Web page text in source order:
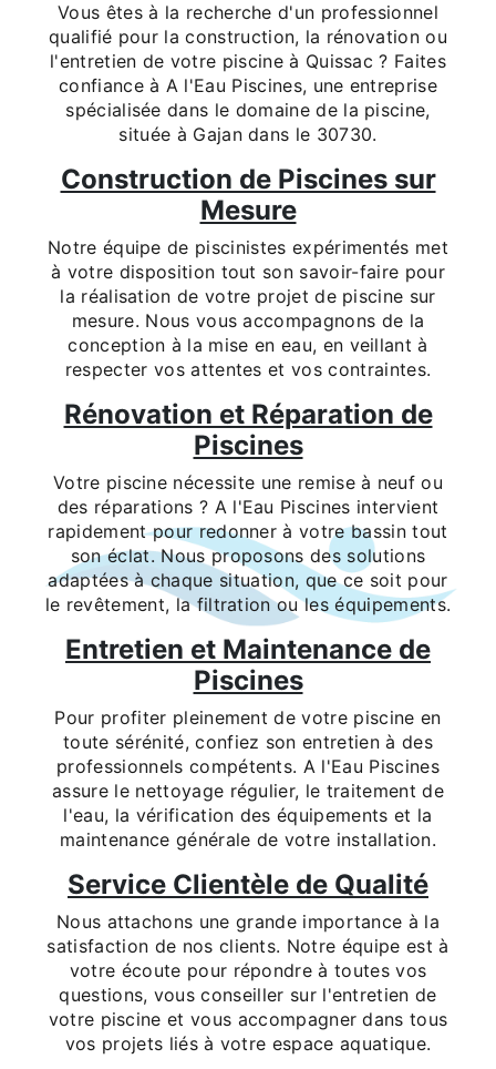
Vous êtes à la recherche d'un professionnel
qualifié pour la construction, la rénovation ou
l'entretien de votre piscine à Quissac ? Faites
confiance à A l'Eau Piscines, une entreprise
spécialisée dans le domaine de la piscine,
située à Gajan dans le 30730.
Construction de Piscines sur
Mesure
Notre équipe de piscinistes expérimentés met
à votre disposition tout son savoir-faire pour
la réalisation de votre projet de piscine sur
mesure. Nous vous accompagnons de la
conception à la mise en eau, en veillant à
respecter vos attentes et vos contraintes.
Rénovation et Réparation de
Piscines
Votre piscine nécessite une remise à neuf ou
des réparations ? A l'Eau Piscines intervient
rapidement pour redonner à votre bassin tout
son éclat. Nous proposons des solutions
adaptées à chaque situation, que ce soit pour
le revêtement, la filtration ou les équipements.
Entretien et Maintenance de
Piscines
Pour profiter pleinement de votre piscine en
toute sérénité, confiez son entretien à des
professionnels compétents. A l'Eau Piscines
assure le nettoyage régulier, le traitement de
l'eau, la vérification des équipements et la
maintenance générale de votre installation.
Service Clientèle de Qualité
Nous attachons une grande importance à la
satisfaction de nos clients. Notre équipe est à
votre écoute pour répondre à toutes vos
questions, vous conseiller sur l'entretien de
votre piscine et vous accompagner dans tous
vos projets liés à votre espace aquatique.